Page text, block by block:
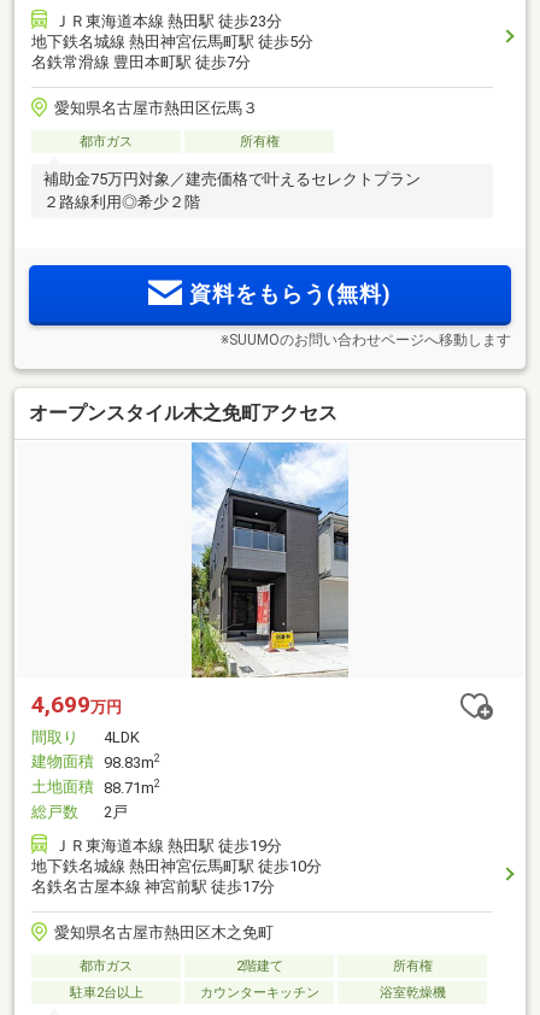
ＪＲ東海道本線 熱田駅 徒歩23分
地下鉄名城線 熱田神宮伝馬町駅 徒歩5分
名鉄常滑線 豊田本町駅 徒歩7分
愛知県名古屋市熱田区伝馬３
都市ガス 所有権
補助金75万円対象／建売価格で叶えるセレクトプラン
２路線利用◎希少２階
資料をもらう(無料)
※SUUMOのお問い合わせページへ移動します
オープンスタイル木之免町アクセス
4,699万円
間取り
4LDK
建物面積 98.83m2
土地面積 88.71m2
総戸数
2戸
ＪＲ東海道本線 熱田駅 徒歩19分
地下鉄名城線 熱田神宮伝馬町駅 徒歩10分
名鉄名古屋本線 神宮前駅 徒歩17分
愛知県名古屋市熱田区木之免町
都市ガス 2階建て
所有権
駐車2台以上
カウンターキッチン 浴室乾燥機